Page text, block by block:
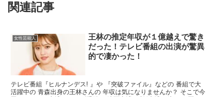
関連記事
女性芸能人
王林の推定年収が１億越えで驚き
だった！テレビ番組の出演が驚異
的で凄かった！
テレビ番組『ヒルナンデス! 』や 『突破ファイル』などの 番組で大
活躍中の 青森出身の王林さんの 年収は気になりませんか？ そこで今